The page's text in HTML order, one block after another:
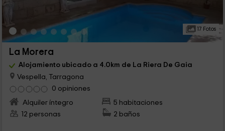
17 Fotos
La Morera
Alojamiento ubicado a 4.0km de La Riera De Gaia
Vespella, Tarragona
0 opiniones
Alquiler íntegro
5 habitaciones
12 personas
2 baños